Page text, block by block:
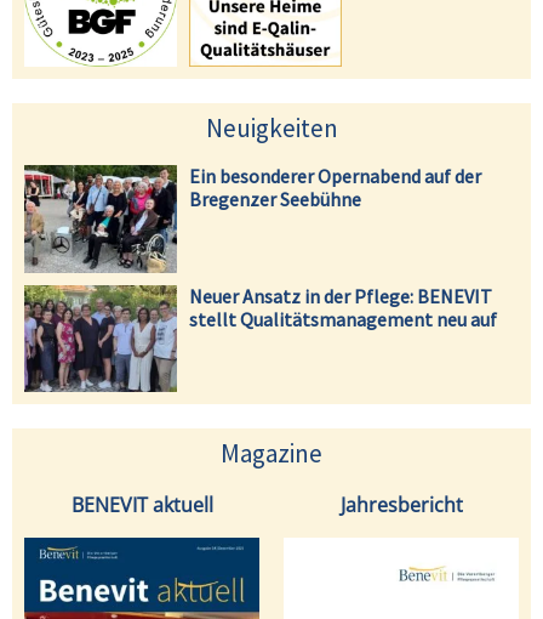
Neuigkeiten
Ein besonderer Opernabend auf der
Bregenzer Seebühne
Neuer Ansatz in der Pflege: BENEVIT
stellt Qualitätsmanagement neu auf
Magazine
BENEVIT aktuell Jahresbericht